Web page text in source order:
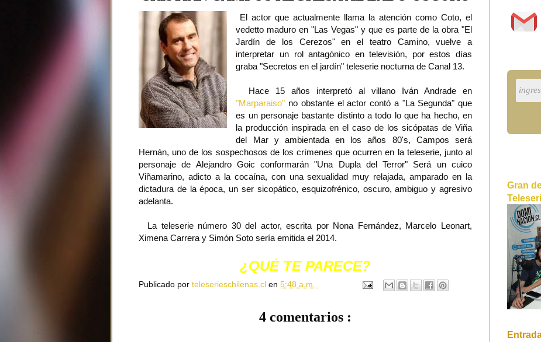
El actor que actualmente llama la atención como Coto, el
vedetto maduro en "Las Vegas" y que es parte de la obra "El
Jardín de los Cerezos" en el teatro Camino, vuelve a
interpretar un rol antagónico en televisión, por estos días
graba "Secretos en el jardín" teleserie nocturna de Canal 13.
Hace 15 años interpretó al villano Iván Andrade en
"Marparaiso" no obstante el actor contó a "La Segunda" que
es un personaje bastante distinto a todo lo que ha hecho, en
la producción inspirada en el caso de los sicópatas de Viña
del Mar y ambientada en los años 80's, Campos será
Hernán, uno de los sospechosos de los crímenes que ocurren en la teleserie, junto al
personaje de Alejandro Goic conformarán "Una Dupla del Terror" Será un cuico
Viñamarino, adicto a la cocaína, con una sexualidad muy relajada, amparado en la
dictadura de la época, un ser sicopático, esquizofrénico, oscuro, ambiguo y agresivo
adelanta.
La teleserie número 30 del actor, escrita por Nona Fernández, Marcelo Leonart,
Ximena Carrera y Simón Soto sería emitida el 2014.
¿QUÉ TE PARECE?
Publicado por teleserieschilenas.cl en 5:48 a.m.
4 comentarios :
Gran